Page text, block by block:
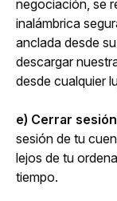
negociación, se
inalámbrica
anclada desde
descargar
desde cualquier
e) Cerrar
sesión de tu
lejos de tu
tiempo.